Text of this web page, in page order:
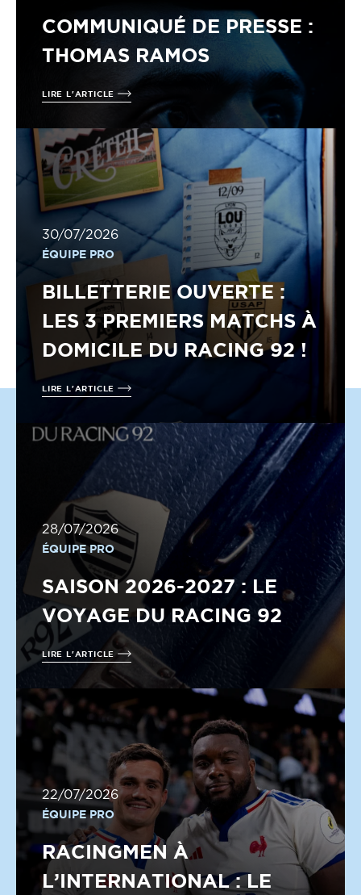
COMMUNIQUÉ DE PRESSE :
THOMAS RAMOS
LIRE L'ARTICLE
30/07/2026
ÉQUIPE PRO
BILLETTERIE OUVERTE :
LES 3 PREMIERS MATCHS À
DOMICILE DU RACING 92 !
LIRE L'ARTICLE
28/07/2026
ÉQUIPE PRO
SAISON 2026-2027 : LE
VOYAGE DU RACING 92
LIRE L'ARTICLE
22/07/2026
ÉQUIPE PRO
RACINGMEN À
L’INTERNATIONAL : LE